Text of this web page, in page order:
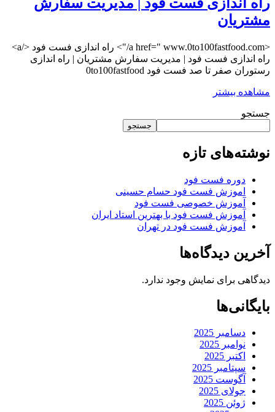
مشتریان
<a href=" www.0to100fastfood.com/"> راه اندازی فست فود </a>
راه اندازی فست فود | مدیریت سفارش مشتریان | راه اندازی
رستوران صفر تا صد فست فود 0to100fastfood
مشاهده بیشتر
جستجو
جستجو
نوشته‌های تازه
دوره فست فود
اموزش فست فود حسام حسینی
آموزش خصوصی فست فود
آموزش فست فود با بهترین استاد ایران
آموزش فست فود در تهران
آخرین دیدگاه‌ها
دیدگاهی برای نمایش وجود ندارد.
بایگانی‌ها
دسامبر 2025
نوامبر 2025
اکتبر 2025
سپتامبر 2025
آگوست 2025
جولای 2025
ژوئن 2025